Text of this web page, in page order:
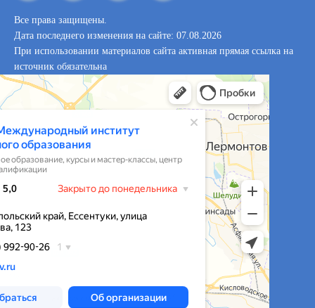
Все права защищены.
Дата последнего изменения на сайте: 07.08.2026
При использовании материалов сайта активная прямая ссылка на
источник обязательна